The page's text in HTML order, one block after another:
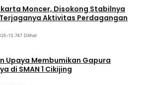
Moncer, Disokong Stabilnya
Aktivitas Perdagangan
•13.747 Dilihat
Upaya Membumikan Gapura
di SMAN 1 Cikijing